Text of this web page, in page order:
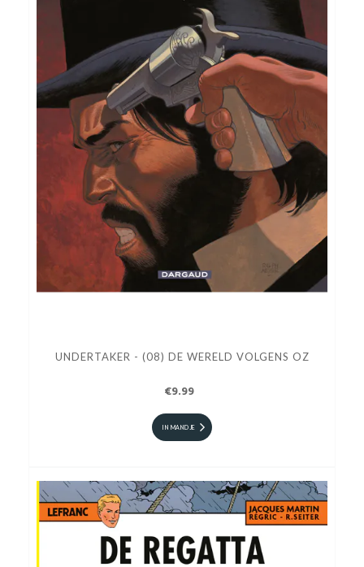
UNDERTAKER - (08) DE WERELD VOLGENS OZ
€9.99
IN MANDJE